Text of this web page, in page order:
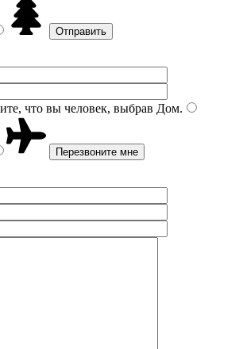
что вы человек, выбрав Дом.